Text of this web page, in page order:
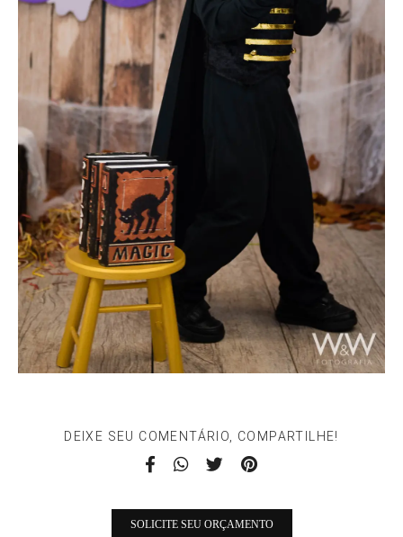
DEIXE SEU COMENTÁRIO, COMPARTILHE!
SOLICITE SEU ORÇAMENTO